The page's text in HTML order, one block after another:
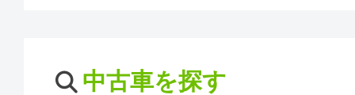
中古車を探す